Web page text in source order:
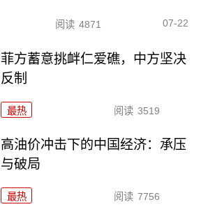
阅读 4871 07-22
菲方蓄意挑衅仁爱礁，中方坚决
反制
最热 阅读 3519
高油价冲击下的中国经济：承压
与破局
最热 阅读 7756